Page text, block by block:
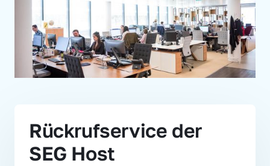
Rückrufservice der
SEG Host